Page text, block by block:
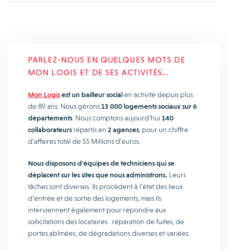
PARLEZ-NOUS EN QUELQUES MOTS DE
MON LOGIS ET DE SES ACTIVITÉS…
Mon Logisest un bailleur socialen activité depuis plus
de 89 ans. Nous gérons13 000 logements sociaux sur 6
départements . Nous comptons aujourd’hui 140
collaborateurs répartis en 2 agences , pour un chiffre
d’affaires total de 55 Millions d’euros.
Nous disposons d’équipes de techniciens qui se
déplacent sur les sites que nous administrons. Leurs
tâches sont diverses. Ils procèdent à l’état des lieux
d’entrée et de sortie des logements, mais ils
interviennent également pour répondre aux
sollicitations des locataires : réparation de fuites, de
portes abîmées, de dégradations diverses et variées.